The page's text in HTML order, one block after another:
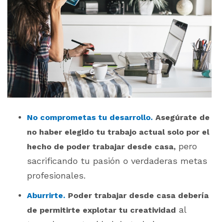
No comprometas tu desarrollo. Asegúrate de
no haber elegido tu trabajo actual solo por el
hecho de poder trabajar desde casa, pero
sacrificando tu pasión o verdaderas metas
profesionales.
Aburrirte. Poder trabajar desde casa debería
de permitirte explotar tu creatividad al